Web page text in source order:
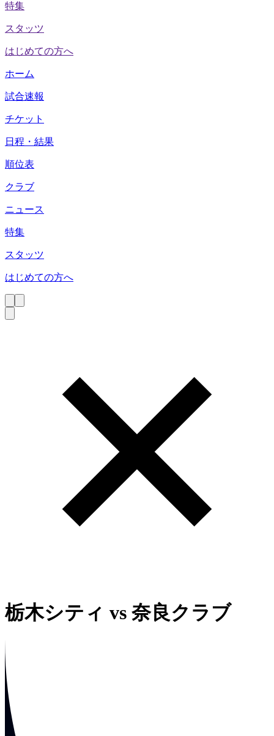
特集
スタッツ
はじめての方へ
ホーム
試合速報
チケット
日程・結果
順位表
クラブ
ニュース
特集
スタッツ
はじめての方へ
栃木シティ vs 奈良クラブ